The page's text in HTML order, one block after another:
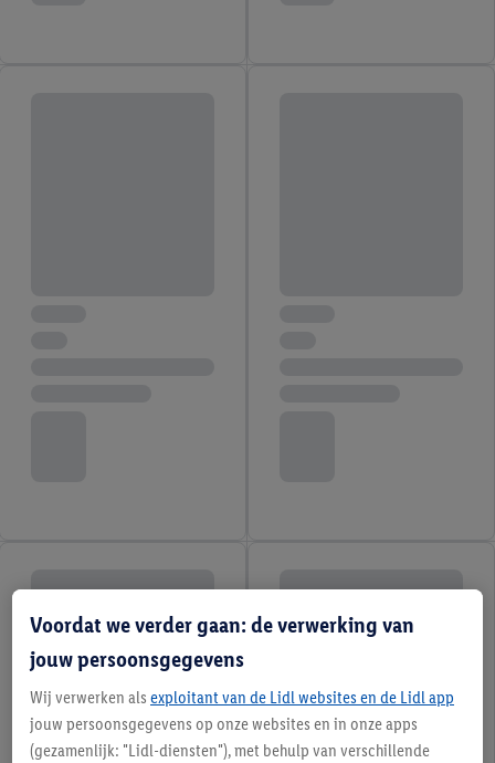
Voordat we verder gaan: de verwerking van
jouw persoonsgegevens
Wij verwerken als exploitant van de Lidl websites en de Lidl app
jouw persoonsgegevens op onze websites en in onze apps
(gezamenlijk: "Lidl-diensten"), met behulp van verschillende